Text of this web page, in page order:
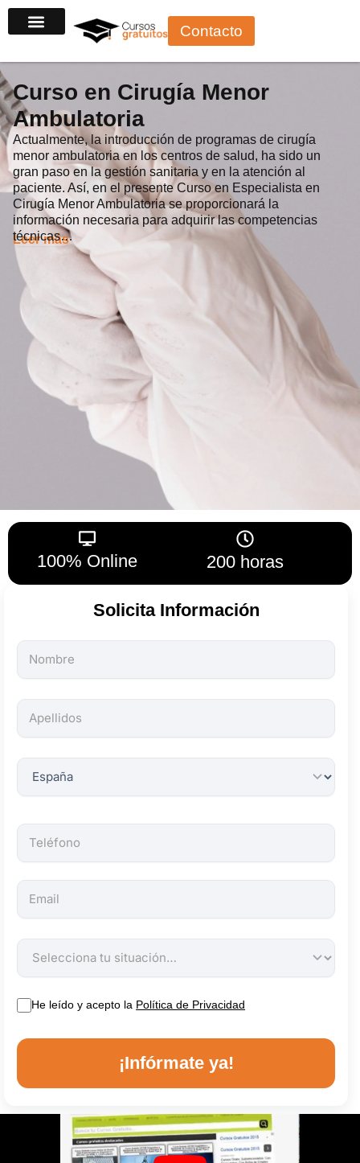
al
Contacto
Curso en Cirugía Menor
Ambulatoria
Actualmente, la introducción de programas de cirugía
menor ambulatoria en los centros de salud, ha sido un
gran paso en la gestión sanitaria y en la atención al
paciente. Así, en el presente Curso en Especialista en
Cirugía Menor Ambulatoria se proporcionará la
información necesaria para adquirir las competencias
técnicas…
Leer más
100% Online 200 horas
Solicita Información
Todos
los
son
obligatorios.
He leído y acepto la Política de Privacidad
¡Infórmate ya!